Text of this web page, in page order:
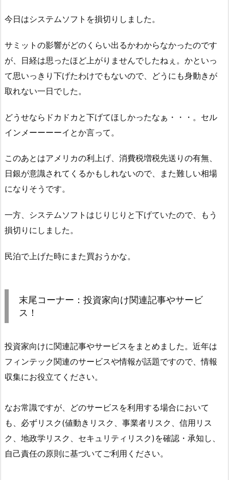
今日はシステムソフトを損切りしました。
サミットの影響がどのくらい出るかわからなかったのです
が、日経は思ったほど上がりませんでしたねぇ。かといっ
て思いっきり下げたわけでもないので、どうにも身動きが
取れない一日でした。
どうせならドカドカと下げてほしかったなぁ・・・。セル
インメーーーーイとか言って。
このあとはアメリカの利上げ、消費税増税先送りの有無、
日銀が意識されてくるかもしれないので、また難しい相場
になりそうです。
一方、システムソフトはじりじりと下げていたので、もう
損切りにしました。
民泊で上げた時にまた買おうかな。
末尾コーナー：投資家向け関連記事やサービ
ス！
投資家向けに関連記事やサービスをまとめました。近年は
フィンテック関連のサービスや情報が話題ですので、情報
収集にお役立てください。
なお常識ですが、どのサービスを利用する場合において
も、必ずリスク(値動きリスク、事業者リスク、信用リス
ク、地政学リスク、セキュリティリスク)を確認・承知し、
自己責任の原則に基づいてご利用ください。